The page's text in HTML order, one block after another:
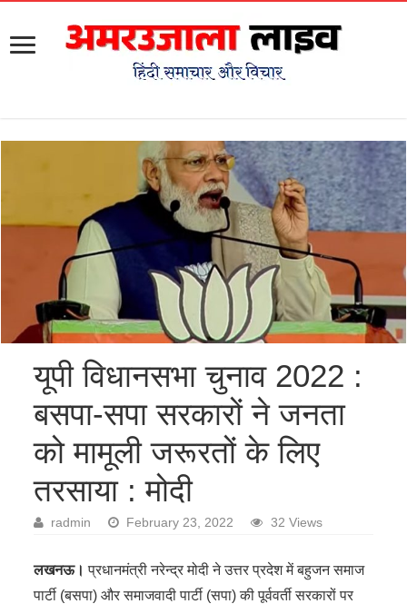
यूपी विधानसभा चुनाव 2022 :
बसपा-सपा सरकारों ने जनता
को मामूली जरूरतों के लिए
तरसाया : मोदी
radmin February 23, 2022 32 Views
लखनऊ।प्रधानमंत्री नरेन्द्र मोदी ने उत्तर प्रदेश में बहुजन समाज
पार्टी (बसपा) और समाजवादी पार्टी (सपा) की पूर्ववर्ती सरकारों पर